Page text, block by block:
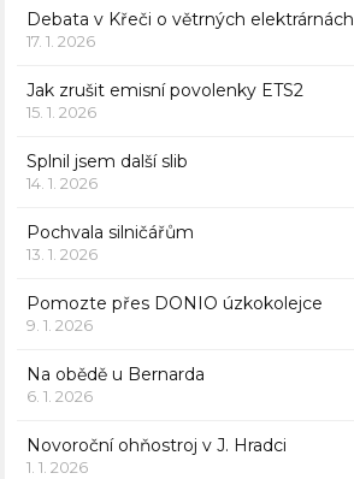
Debata v Křeči o větrných elektrárnách
17. 1. 2026
Jak zrušit emisní povolenky ETS2
15. 1. 2026
Splnil jsem další slib
14. 1. 2026
Pochvala silničářům
13. 1. 2026
Pomozte přes DONIO úzkokolejce
9. 1. 2026
Na obědě u Bernarda
6. 1. 2026
Novoroční ohňostroj v J. Hradci
1. 1. 2026